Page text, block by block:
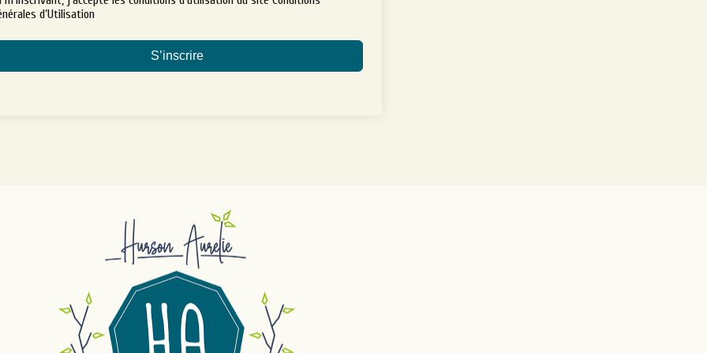
d’Utilisation
S’inscrire